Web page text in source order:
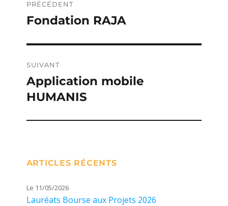
de
PRÉCÉDENT
Publication
Fondation RAJA
SUIVANT
Publication
suivante :
Application mobile
HUMANIS
ARTICLES RÉCENTS
Le 11/05/2026
Lauréats Bourse aux Projets 2026